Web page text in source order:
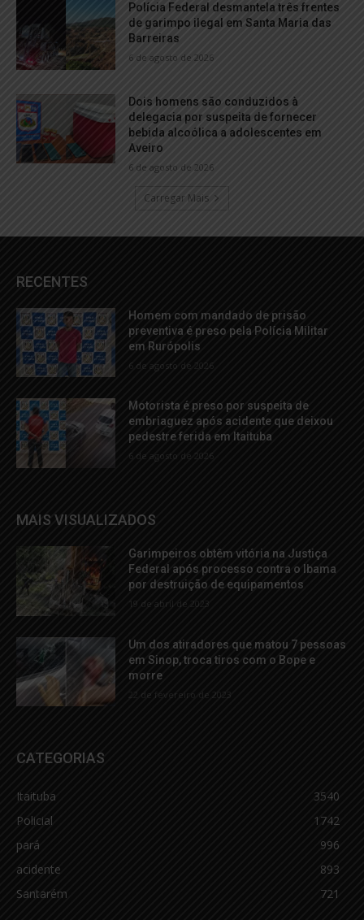
Polícia Federal desmantela três frentes
de garimpo ilegal em Santa Maria das
Barreiras
6 de agosto de 2026
Dois homens são conduzidos à
delegacia por suspeita de fornecer
bebida alcoólica a adolescentes em
Aveiro
6 de agosto de 2026
Carregar Mais
RECENTES
Homem com mandado de prisão
preventiva é preso pela Polícia Militar
em Rurópolis
6 de agosto de 2026
Motorista é preso por suspeita de
embriaguez após acidente que deixou
pedestre ferida em Itaituba
6 de agosto de 2026
MAIS VISUALIZADOS
Garimpeiros obtêm vitória na Justiça
Federal após processo contra o Ibama
por destruição de equipamentos
19 de abril de 2023
Um dos atiradores que matou 7 pessoas
em Sinop, troca tiros com o Bope e
morre
22 de fevereiro de 2023
CATEGORIAS
Itaituba
3540
Policial
1742
pará
996
acidente
893
Santarém
721